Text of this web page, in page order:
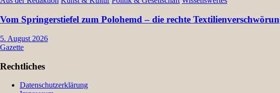
Vom Springerstiefel zum Polohemd – die rechte
5. August 2026
Gazette
Rechtliches
Datenschutzerklärung